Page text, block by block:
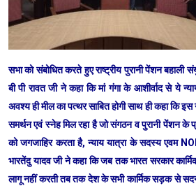
सभा को संबोधित करते हुए राष्ट्रीय पुरानी पेंशन बहाली
बी पी रावत जी ने कहा कि मां गंगा के आशीर्वाद से ये
अवश्य ही मील का पत्थर साबित होगी साथ ही कहा कि
समर्थन एवं स्नेह मिल रहा है जो संगठन व पुरानी पेंशन के
को जगजाहिर करता है, न्याय यात्रा के सदस्य एवम
भारतेंदु यादव जी ने कहा कि जब तक भारत सरकार
लागू नहीं करती तब तक देश के सभी कार्मिक सड़क से